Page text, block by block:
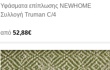
Υφάσματα επίπλωσης NEWHOME
Συλλογή Truman C/4
από 52,88€